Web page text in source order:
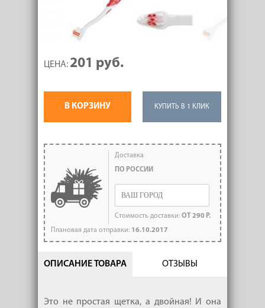
ЦЕНА: 201 руб.
В КОРЗИНУ КУПИТЬ В 1 КЛИК
Доставка
ПО РОССИИ
Стоимость доставки: ОТ 290 Р.
Плановая дата отправки: 16.10.2017
ОПИСАНИЕ ТОВАРА ОТЗЫВЫ
Это не простая щетка, а двойная! И она